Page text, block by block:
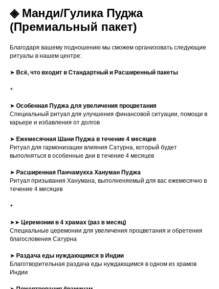
◈ Манди/Гулика Пуджа
(Премиальный пакет)
Благодаря вашему подношению мы сможем организовать следующие
ритуалы в нашем центре:
➤ Всё, что входит в Стандартный и Расширенный пакеты
+
➤ Особенная Пуджа для увеличения процветания
Специальный ритуал для улучшения финансовой ситуации, помощи в
карьере и избавления от долгов
➤ Ежемесячная Шани Пуджа в течение 4 месяцев
Ритуал для гармонизации влияния Сатурна, который будет
выполняться в особенные дни в течение 4 месяцев
➤ Расширенная Панчамукха Хануман Пуджа
Ритуал призывания Ханумана, выполненяемый для вас ежемесячно в
течение 4 месяцев
+
➤➤ Церемонии в 4 храмах (раз в месяц)
Специальные церемонии для увеличения процветания и обретения
благословения Сатурна
➤ Раздача еды нуждающимся в Индии
Благотворительная раздача еды нуждающимся в одном из храмов
Индии